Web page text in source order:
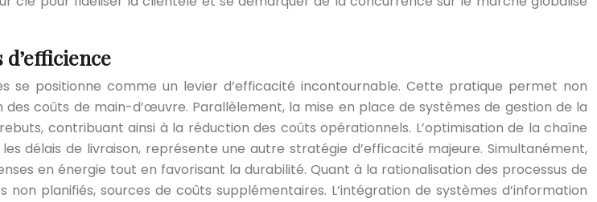
se positionne comme un levier d’efficacité incontournable. Cette pratique permet non
coûts de main-d’œuvre. Parallèlement, la mise en place de systèmes de gestion de la
contribuant ainsi à la réduction des coûts opérationnels. L’optimisation de la chaîne
délais de livraison, représente une autre stratégie d’efficacité majeure. Simultanément,
en énergie tout en favorisant la durabilité. Quant à la rationalisation des processus de
planifiés, sources de coûts supplémentaires. L’intégration de systèmes d’information